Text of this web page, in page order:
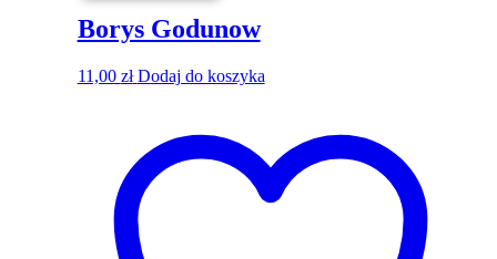
Borys Godunow
11,00 zł Dodaj do koszyka